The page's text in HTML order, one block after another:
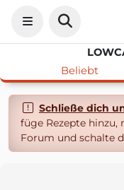
Beliebt
Schließe dich
füge Rezepte hinzu,
Forum und schalte